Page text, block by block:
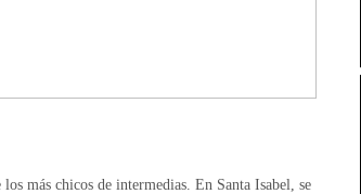
más chicos de intermedias. En Santa Isabel, se